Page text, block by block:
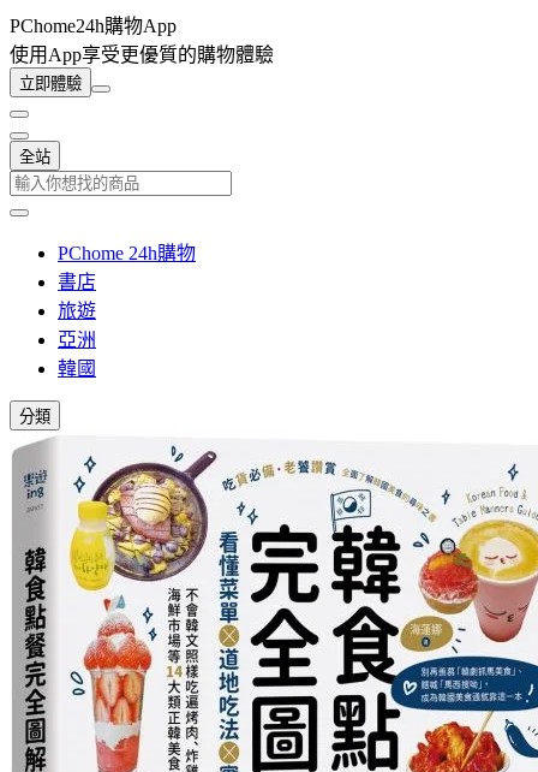
PChome24h購物App
使用App享受更優質的購物體驗
立即體驗
全站
PChome 24h購物
書店
旅遊
亞洲
韓國
分類